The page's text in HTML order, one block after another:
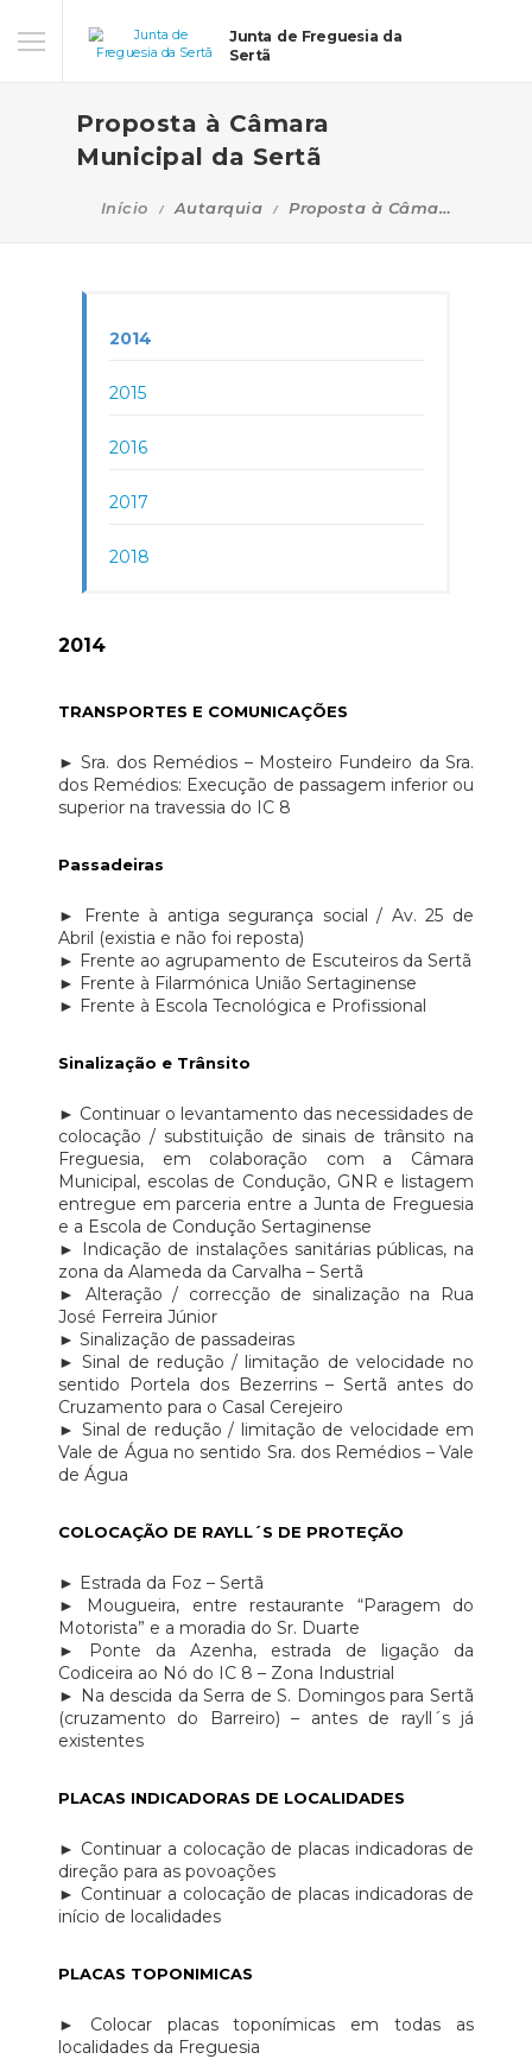
Junta de Freguesia da
Sertã
Proposta à Câmara
Municipal da Sertã
Início Autarquia Proposta à Câmara Municipal da Sertã
2014
2015
2016
2017
2018
2014
TRANSPORTES E COMUNICAÇÕES
► Sra. dos Remédios – Mosteiro Fundeiro da Sra.
dos Remédios: Execução de passagem inferior ou
superior na travessia do IC 8
Passadeiras
► Frente à antiga segurança social / Av. 25 de
Abril (existia e não foi reposta)
► Frente ao agrupamento de Escuteiros da Sertã
► Frente à Filarmónica União Sertaginense
► Frente à Escola Tecnológica e Profissional
Sinalização e Trânsito
► Continuar o levantamento das necessidades de
colocação / substituição de sinais de trânsito na
Freguesia, em colaboração com a Câmara
Municipal, escolas de Condução, GNR e listagem
entregue em parceria entre a Junta de Freguesia
e a Escola de Condução Sertaginense
► Indicação de instalações sanitárias públicas, na
zona da Alameda da Carvalha – Sertã
► Alteração / correcção de sinalização na Rua
José Ferreira Júnior
► Sinalização de passadeiras
► Sinal de redução / limitação de velocidade no
sentido Portela dos Bezerrins – Sertã antes do
Cruzamento para o Casal Cerejeiro
► Sinal de redução / limitação de velocidade em
Vale de Água no sentido Sra. dos Remédios – Vale
de Água
COLOCAÇÃO DE RAYLL´S DE PROTEÇÃO
► Estrada da Foz – Sertã
► Mougueira, entre restaurante “Paragem do
Motorista” e a moradia do Sr. Duarte
► Ponte da Azenha, estrada de ligação da
Codiceira ao Nó do IC 8 – Zona Industrial
► Na descida da Serra de S. Domingos para Sertã
(cruzamento do Barreiro) – antes de rayll´s já
existentes
PLACAS INDICADORAS DE LOCALIDADES
► Continuar a colocação de placas indicadoras de
direção para as povoações
► Continuar a colocação de placas indicadoras de
início de localidades
PLACAS TOPONIMICAS
► Colocar placas toponímicas em todas as
localidades da Freguesia